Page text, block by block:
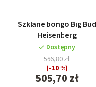
Szklane bongo Big Bud
Heisenberg
Dostępny
505,70 zł
566,80 zł
(–10 %)